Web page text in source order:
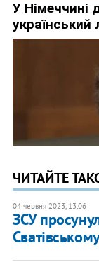
ЧИТАЙТЕ
04 червня 2023, 13:06
ЗСУ